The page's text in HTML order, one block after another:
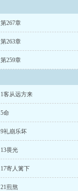
第267章
第263章
第259章
1客从远方来
5命
9礼崩乐坏
13畏光
17寄人篱下
21煎熬